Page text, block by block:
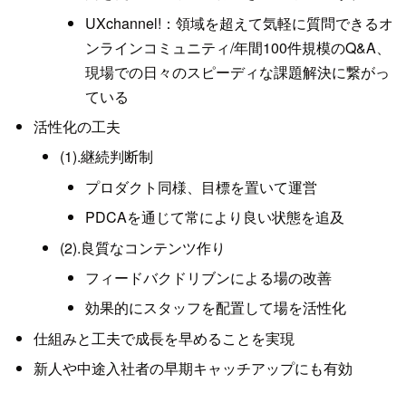
UXchannel!：領域を超えて気軽に質問できるオ
ンラインコミュニティ/年間100件規模のQ&A、
現場での日々のスピーディな課題解決に繋がっ
ている
活性化の工夫
(1).継続判断制
プロダクト同様、目標を置いて運営
PDCAを通じて常により良い状態を追及
(2).良質なコンテンツ作り
フィードバクドリブンによる場の改善
効果的にスタッフを配置して場を活性化
仕組みと工夫で成長を早めることを実現
新人や中途入社者の早期キャッチアップにも有効